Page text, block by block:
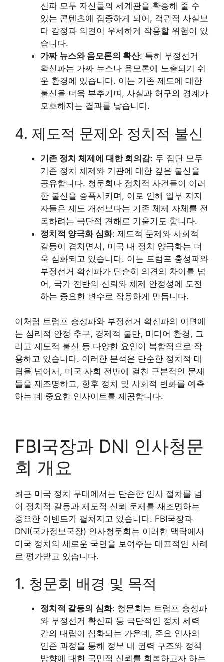
신파 모두 자신들의 세계관을 확증해 줄 수
있는 콘텐츠에 집중하게 되어, 객관적 사실보
다 감정과 의견이 우세하게 작용할 위험이 있
습니다.
가짜 뉴스와 음모론의 확산: 특히 부정선거
확신파는 가짜 뉴스나 음모론에 노출되기 쉬
운 환경에 있습니다. 이는 기존 제도에 대한
불신을 더욱 부추기며, 사실과 허구의 경계가
모호해지는 결과를 낳습니다.
4. 제도적 문제와 정치적 불신
기존 정치 체제에 대한 회의감: 두 집단 모두
기존 정치 체제와 기관에 대한 깊은 불신을
공유합니다. 청문회나 정치적 사건들이 이러
한 불신을 증폭시키며, 이로 인해 일부 지지
자들은 제도 개선보다는 기존 체제 자체를 전
복하려는 극단적 견해로 기울기도 합니다.
정치적 양극화 심화: 제도적 문제와 사회적
갈등이 겹치면서, 미국 내 정치 양극화는 더
욱 심화되고 있습니다. 이는 트럼프 충성파와
부정선거 확신파가 단순히 의견의 차이를 넘
어, 국가 전반의 신뢰와 체제 안정성에 도전
하는 중요한 변수로 작용하게 만듭니다.
이처럼 트럼프 충성파와 부정선거 확신파의 이면에
는 심리적 안정 추구, 경제적 불만, 미디어 환경, 그
리고 제도적 불신 등 다양한 요인이 복합적으로 작
용하고 있습니다. 이러한 분석은 단순한 정치적 대
립을 넘어서, 미국 사회 전반에 걸친 근본적인 문제
들을 재조명하고, 향후 정치 및 사회적 변화를 예측
하는 데 중요한 인사이트를 제공합니다.
FBI국장과 DNI 인사청문
회 개요
최근 미국 정치 무대에서는 단순한 인사 절차를 넘
어 정치적 갈등과 제도적 신뢰 문제를 재조명하는
중요한 이벤트가 펼쳐지고 있습니다. FBI국장과
DNI(국가정보국장) 인사청문회는 이러한 맥락에서
미국 정치의 새로운 국면을 보여주는 대표적인 사례
로 평가받고 있습니다.
1. 청문회 배경 및 목적
정치적 갈등의 심화: 청문회는 트럼프 충성파
와 부정선거 확신파 등 극단적인 정치 세력
간의 대립이 심화되는 가운데, 주요 인사의
인준 과정을 통해 정부 내 권력 구조와 정책
방향에 대한 국민적 신뢰를 회복하고자 하는